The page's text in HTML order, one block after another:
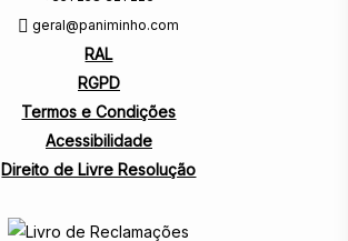
geral@paniminho.com
RAL
RGPD
Termos e Condições
Acessibilidade
Direito de Livre Resolução